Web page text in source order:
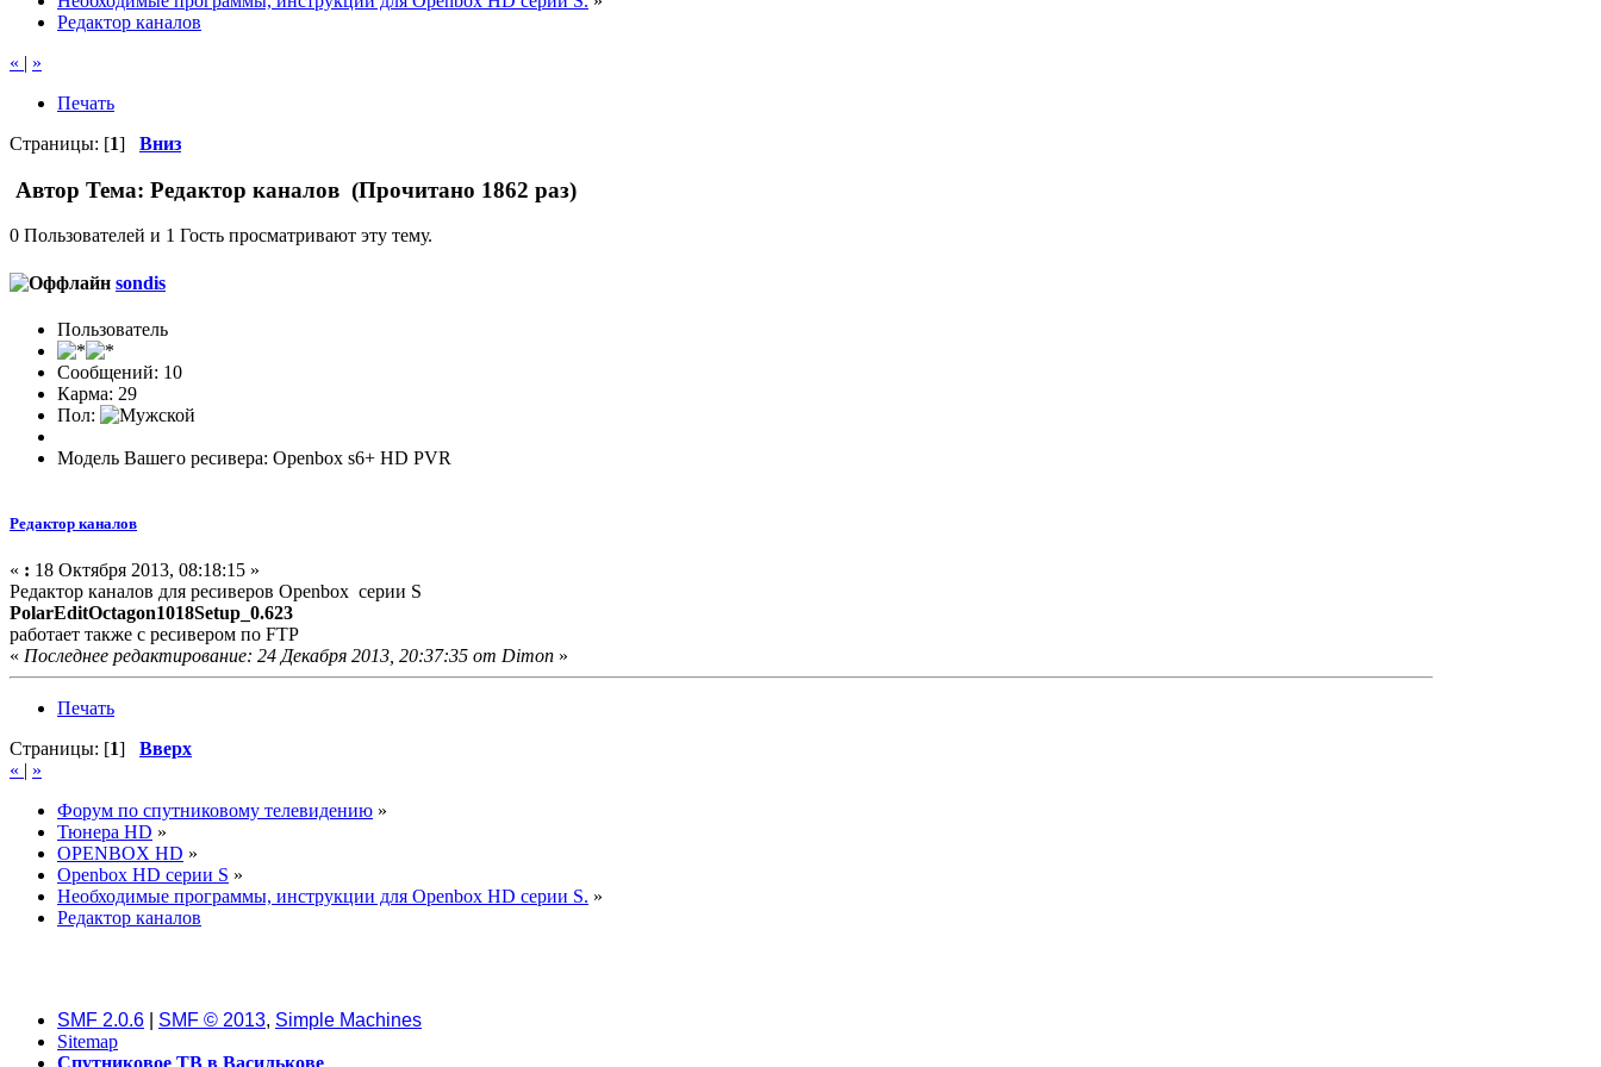
Редактор каналов
« | »
Печать
Страницы: [1] Вниз
Автор Тема: Редактор каналов (Прочитано 1862 раз)
0 Пользователей и 1 Гость просматривают эту тему.
sondis
Пользователь
Сообщений: 10
Карма: 29
Пол:
Модель Вашего ресивера: Openbox s6+ HD PVR
Редактор каналов
« : 18 Октября 2013, 08:18:15 »
Редактор каналов для ресиверов Openbox серии S
PolarEditOctagon1018Setup_0.623
работает также с ресивером по FTP
« Последнее редактирование: 24 Декабря 2013, 20:37:35 от Dimon »
Печать
Страницы: [1] Вверх
« | »
Форум по спутниковому телевидению »
Тюнера HD »
OPENBOX HD »
Openbox HD серии S »
Необходимые программы, инструкции для Openbox HD серии S. »
Редактор каналов
SMF 2.0.6 SMF © 2013, Simple Machines
Sitemap